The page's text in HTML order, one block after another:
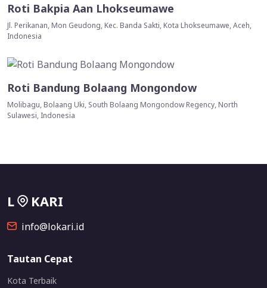
Roti Bakpia Aan Lhokseumawe
Jl. Perikanan, Mon Geudong, Kec. Banda Sakti, Kota Lhokseumawe, Aceh,
Indonesia
Roti Bandung Bolaang Mongondow
Molibagu, Bolaang Uki, South Bolaang Mongondow Regency, North
Sulawesi, Indonesia
L KARI
info@lokari.id
Tautan Cepat
Kota Terbaik